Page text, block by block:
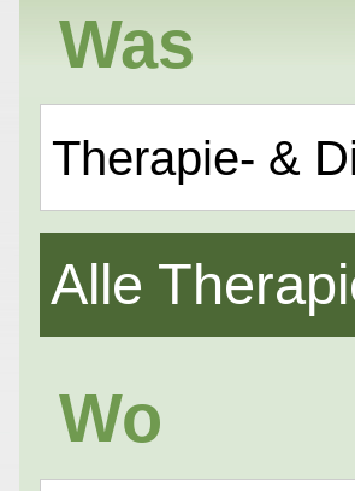
Was
Therapie- &
Alle
Wo